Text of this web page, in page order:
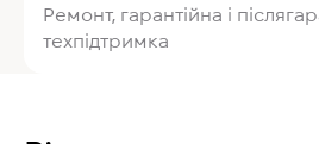
Ремонт, гарантійна і
техпідтримка